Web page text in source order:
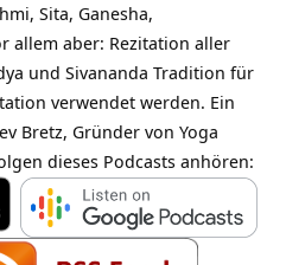
Sita, Ganesha,
allem aber: Rezitation aller
und Sivananda Tradition für
verwendet werden. Ein
Bretz, Gründer von Yoga
dieses Podcasts anhören: